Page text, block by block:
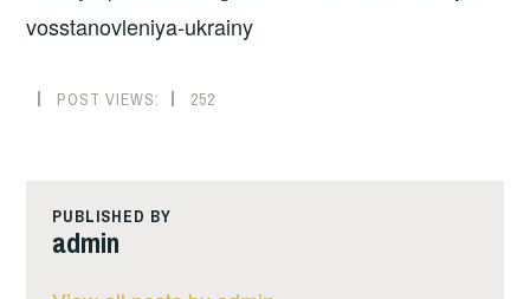
vosstanovleniya-ukrainy
POST VIEWS: 252
PUBLISHED BY
admin